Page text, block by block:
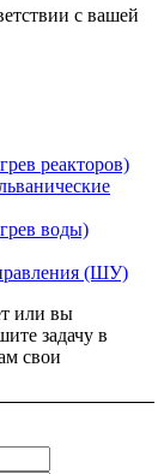
с вашей
реакторов)
воды)
(ШУ)
или вы
задачу в
свои